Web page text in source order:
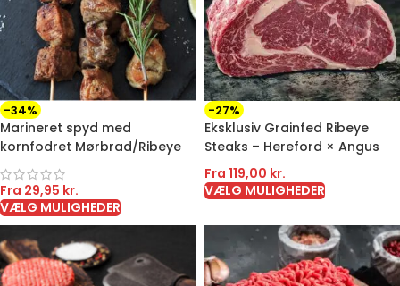
-34%
Marineret spyd med
kornfodret Mørbrad/Ribeye
Fra 29,95 kr.
VÆLG MULIGHEDER
-27%
Eksklusiv Grainfed Ribeye
Steaks – Hereford × Angus
Fra 119,00 kr.
VÆLG MULIGHEDER